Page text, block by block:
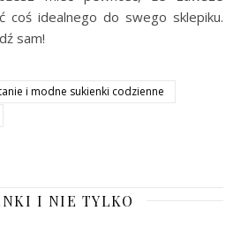
coś idealnego do swego sklepiku.
sam!
i modne sukienki codzienne
I NIE TYLKO